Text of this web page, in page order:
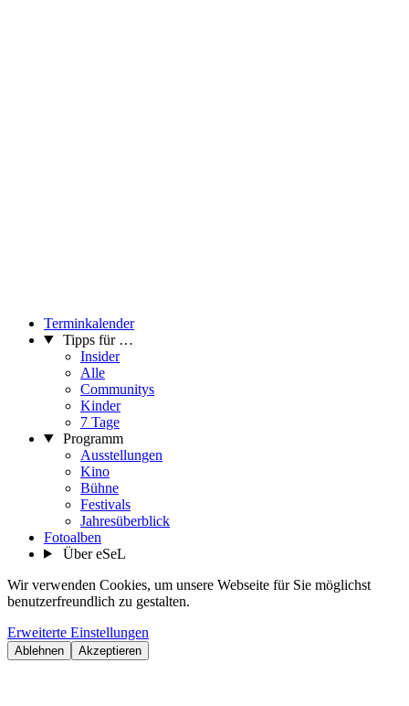
Terminkalender
Tipps für …
Insider
Alle
Communitys
Kinder
7 Tage
Programm
Ausstellungen
Kino
Bühne
Festivals
Jahresüberblick
Fotoalben
Über eSeL
Wir verwenden Cookies, um unsere Webseite für Sie möglichst
benutzerfreundlich zu gestalten.
Erweiterte Einstellungen
Ablehnen Akzeptieren